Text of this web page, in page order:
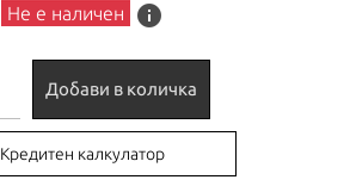
Не е наличен info
Добави в количка
Кредитен калкулатор